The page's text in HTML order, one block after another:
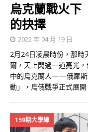
烏克蘭戰火
的抉擇
2022 年 04 月 19 日
2月24日凌晨時份，那時
爾，天上閃過一道亮光
中的烏克蘭人——俄羅斯
動」，烏俄戰爭正式展
159期大學線